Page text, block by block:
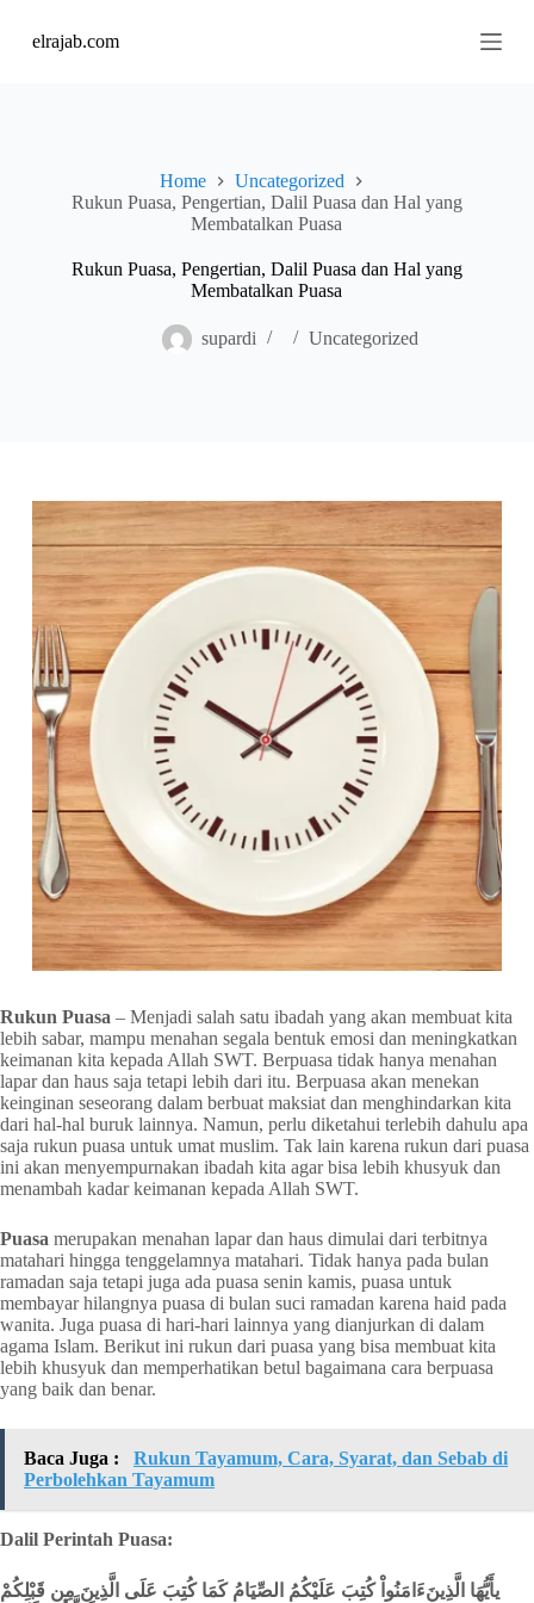
kelrajab.com
Home
Uncategorized
Rukun Puasa, Pengertian, Dalil Puasa dan Hal yang
Membatalkan Puasa
Rukun Puasa, Pengertian, Dalil Puasa dan Hal yang
Membatalkan Puasa
supardi Uncategorized
Rukun Puasa – Menjadi salah satu ibadah yang akan membuat kita
lebih sabar, mampu menahan segala bentuk emosi dan meningkatkan
keimanan kita kepada Allah SWT. Berpuasa tidak hanya menahan
lapar dan haus saja tetapi lebih dari itu. Berpuasa akan menekan
keinginan seseorang dalam berbuat maksiat dan menghindarkan kita
dari hal-hal buruk lainnya. Namun, perlu diketahui terlebih dahulu apa
saja rukun puasa untuk umat muslim. Tak lain karena rukun dari puasa
ini akan menyempurnakan ibadah kita agar bisa lebih khusyuk dan
menambah kadar keimanan kepada Allah SWT.
Puasa merupakan menahan lapar dan haus dimulai dari terbitnya
matahari hingga tenggelamnya matahari. Tidak hanya pada bulan
ramadan saja tetapi juga ada puasa senin kamis, puasa untuk
membayar hilangnya puasa di bulan suci ramadan karena haid pada
wanita. Juga puasa di hari-hari lainnya yang dianjurkan di dalam
agama Islam. Berikut ini rukun dari puasa yang bisa membuat kita
lebih khusyuk dan memperhatikan betul bagaimana cara berpuasa
yang baik dan benar.
Baca Juga :
Rukun Tayamum, Cara, Syarat, dan Sebab di
Perbolehkan Tayamum
Dalil Perintah Puasa:
يأَيُّهَا الَّذِينَءَامَنُواْ كُتِبَ عَلَيْكُمُ الصِّيَامُ كَمَا كُتِبَ عَلَى الَّذِينَ مِن قَبْلِكُمْ